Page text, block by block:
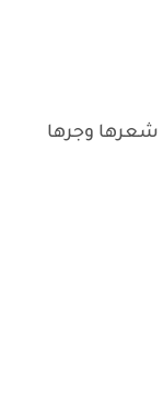
شعرها وجرها